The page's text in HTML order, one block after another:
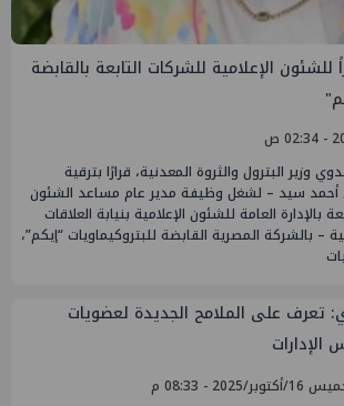
الإعلامية للشركات التابعة بالقابضة
وزير البترول والثروة المعدنية، قرارًا بترقية
سيد – لشغل وظيفة مدير عام مساعد الشئون
بالإدارة العامة للشئون الإعلامية بنيابة العلاقات
– بالشركة المصرية القابضة للبتروكيماويات “إيكم”،
تعرف على الملامح الجديدة لعضويات
الإدارات
2025 - 08:33 م